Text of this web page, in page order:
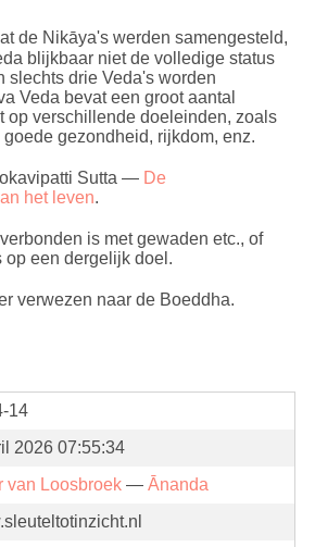
de Nikāya's werden samengesteld,
blijkbaar niet de volledige status
slechts drie Veda's worden
Veda bevat een groot aantal
op verschillende doeleinden, zoals
gezondheid, rijkdom, enz.
Sutta — De
het leven.
is met gewaden etc., of
op een dergelijk doel.
verwezen naar de Boeddha.
14
2026 07:55:34
van Loosbroek— Ānanda